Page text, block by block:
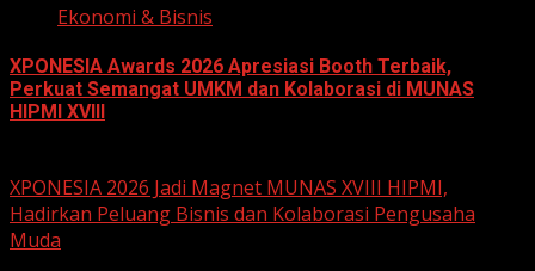
Ekonomi & Bisnis
XPONESIA Awards 2026 Apresiasi Booth Terbaik,
Perkuat Semangat UMKM dan Kolaborasi di MUNAS
HIPMI XVIII
XPONESIA 2026 Jadi Magnet MUNAS XVIII HIPMI,
Hadirkan Peluang Bisnis dan Kolaborasi Pengusaha
Muda